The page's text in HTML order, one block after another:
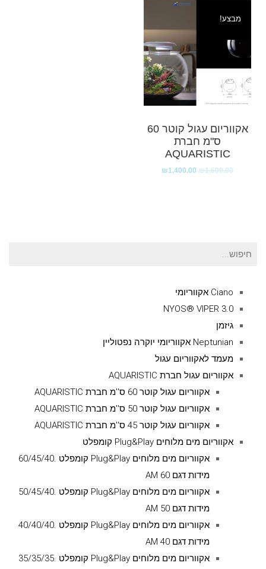
מבצע!
אקווריום עגול קוטר 60
ס"מ חברת
AQUARISTIC
₪1,600.00
₪1,400.00
חיפוש
Ciano אקווריומי
NYOS® VIPER 3.0
גיזמן
Neptunian אקווריומי יוקרה נפטוליין
מעמד לאקווריום עגול
אקווריום עגול חברת AQUARISTIC
אקווריום עגול קוטר 60 ס''מ חברת AQUARISTIC
אקווריום עגול קוטר 50 ס''מ חברת AQUARISTIC
אקווריום עגול קוטר 45 ס''מ חברת AQUARISTIC
אקווריום מים מלוחים Plug&Play קומפלט
אקווריום מים מלוחים Plug&Play קומפלט .60/45/40
מידות דגם AM 60
אקווריום מים מלוחים Plug&Play קומפלט .50/45/40
מידות דגם AM 50
אקווריום מים מלוחים Plug&Play קומפלט .40/40/40
מידות דגם AM 40
אקווריום מים מלוחים Plug&Play קומפלט .35/35/35